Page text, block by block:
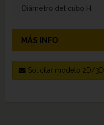
Diámetro del cubo H
MÁS INFO
Solicitar modelo 2D/3D